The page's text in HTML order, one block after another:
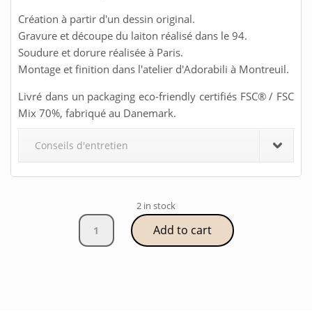
Création à partir d'un dessin original.
Gravure et découpe du laiton réalisé dans le 94.
Soudure et dorure réalisée à Paris.
Montage et finition dans l'atelier d'Adorabili à Montreuil.
Livré dans un packaging eco-friendly certifiés FSC® / FSC
Mix 70%, fabriqué au Danemark.
Conseils d'entretien
2 in stock
Bague
Star
Add to cart